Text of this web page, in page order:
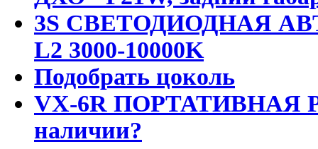
3S СВЕТОДИОДНАЯ
L2 3000-10000K
Подобрать цоколь
VX-6R ПОРТАТИВНАЯ
наличии?